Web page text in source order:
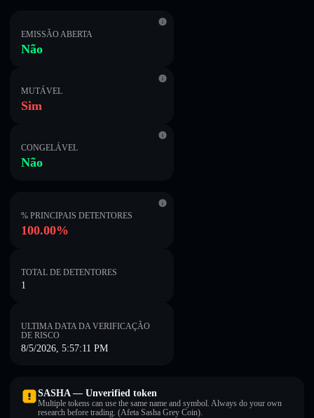
EMISSÃO ABERTA
Não
MUTÁVEL
Sim
CONGELÁVEL
Não
% PRINCIPAIS DETENTORES
100.00%
TOTAL DE DETENTORES
1
ULTIMA DATA DA VERIFICAÇÃO
DE RISCO
8/5/2026, 5:57:11 PM
SASHA — Unverified token
Multiple tokens can use the same name and symbol. Always do your own
research before trading. (Afeta Sasha Grey Coin).